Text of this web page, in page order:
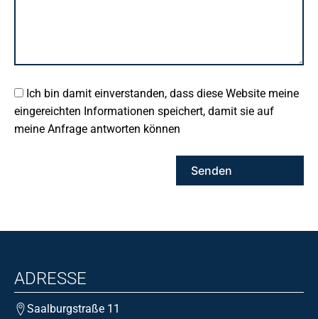
Ich bin damit einverstanden, dass diese Website meine
eingereichten Informationen speichert, damit sie auf
meine Anfrage antworten können
ADRESSE
Saalburgstraße 11